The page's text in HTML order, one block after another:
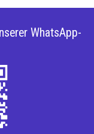
WhatsApp-